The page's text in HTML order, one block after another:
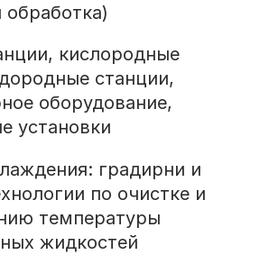
обработка)
кислородные
станции,
оборудование,
установки
градирни и
по очистке и
температуры
жидкостей